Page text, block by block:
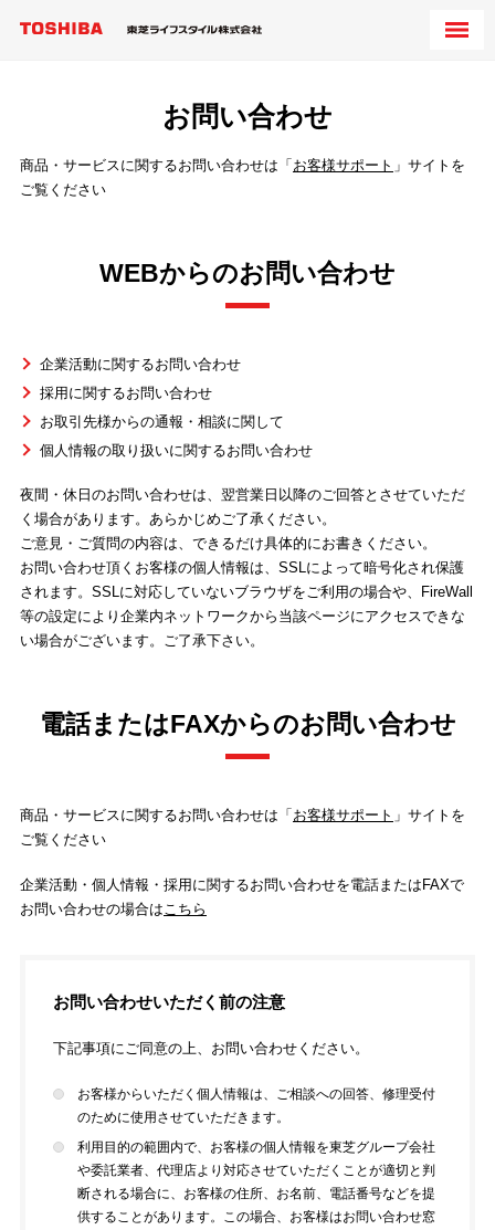
お問い合わせ
商品・サービスに関するお問い合わせは「 お客様サポート 」サイトを
ご覧ください
WEBからのお問い合わせ
企業活動に関するお問い合わせ
採用に関するお問い合わせ
お取引先様からの通報・相談に関して
個人情報の取り扱いに関するお問い合わせ
夜間・休日のお問い合わせは、翌営業日以降のご回答とさせていただ
く場合があります。あらかじめご了承ください。
ご意見・ご質問の内容は、できるだけ具体的にお書きください。
お問い合わせ頂くお客様の個人情報は、SSLによって暗号化され保護
されます。SSLに対応していないブラウザをご利用の場合や、FireWall
等の設定により企業内ネットワークから当該ページにアクセスできな
い場合がございます。ご了承下さい。
電話またはFAXからのお問い合わせ
商品・サービスに関するお問い合わせは「 お客様サポート 」サイトを
ご覧ください
企業活動・個人情報・採用に関するお問い合わせを電話またはFAXで
お問い合わせの場合は こちら
お問い合わせいただく前の注意
下記事項にご同意の上、お問い合わせください。
お客様からいただく個人情報は、ご相談への回答、修理受付
のために使用させていただきます。
利用目的の範囲内で、お客様の個人情報を東芝グループ会社
や委託業者、代理店より対応させていただくことが適切と判
断される場合に、お客様の住所、お名前、電話番号などを提
供することがあります。この場合、お客様はお問い合わせ窓